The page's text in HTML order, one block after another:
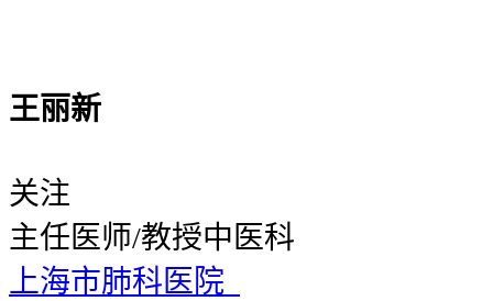
王丽新
关注
主任医师/教授中医科
上海市肺科医院